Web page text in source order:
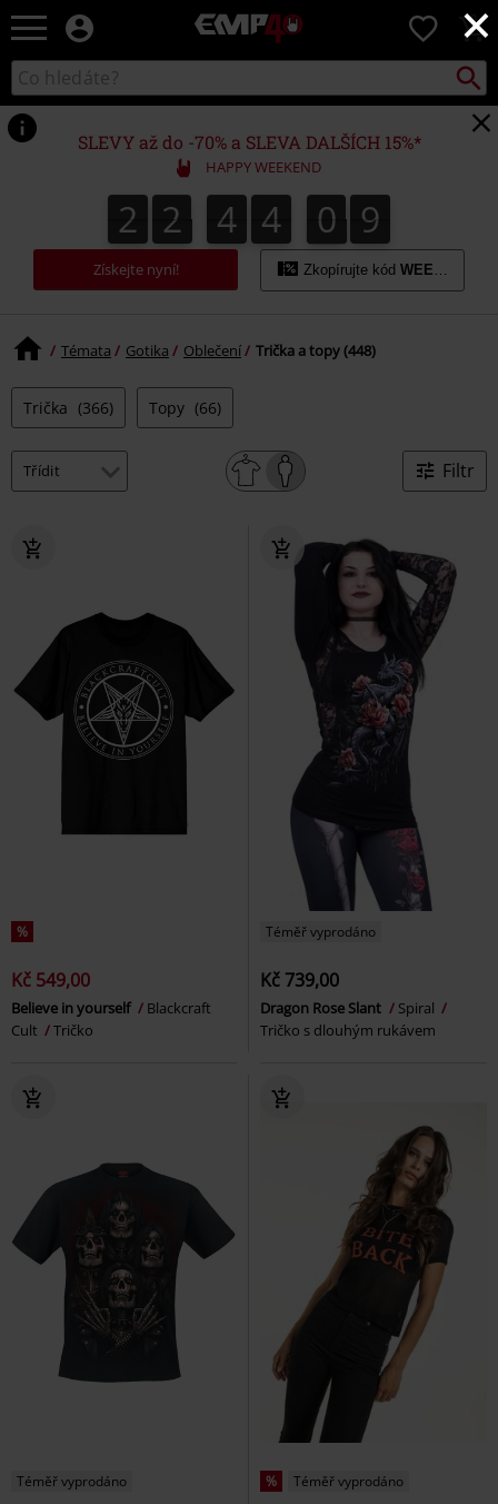
×
EMP
Hudba,
filmy
&
seriály,
Merch
pro
hráče,
Alternativní
móda
0
Katalog
vyhledávání
SLEVY až do -70% a SLEVA DALŠÍCH 15%*
HAPPY WEEKEND
2
2 2
2 4
4 4
4 0
1
0 6
7
6
8
7
Získejte nyní! Zkopírujte kód WEEKEND
Témata Gotika Oblečení Trička a topy (448)
Trička (366) Topy (66)
Filtr
%
Kč 549,00
Believe in yourself
Blackcraft
Cult
Tričko
Téměř vyprodáno
Kč 739,00
Dragon Rose Slant
Spiral
Tričko s dlouhým rukávem
Téměř vyprodáno % Téměř vyprodáno